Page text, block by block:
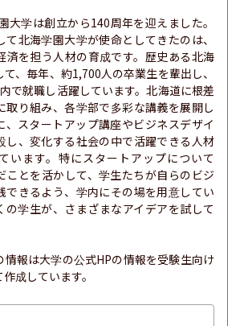
大学は創立から140周年を迎えました。
て北海学園大学が使命としてきたのは、
済を担う人材の育成です。歴史ある北海
、毎年、約1,700人の卒業生を輩出し、
で就職し活躍しています。北海道に根差
取り組み、各学部で多彩な講義を展開し
、スタートアップ講座やビジネスデザイ
し、変化する社会の中で活躍できる人材
います。特にスタートアップについて
ことを活かして、学生たちが自らのビジ
できるよう、学内にその場を用意してい
の学生が、さまざまなアイデアを試して
報は大学の公式HPの情報を受験生向け
成しています。